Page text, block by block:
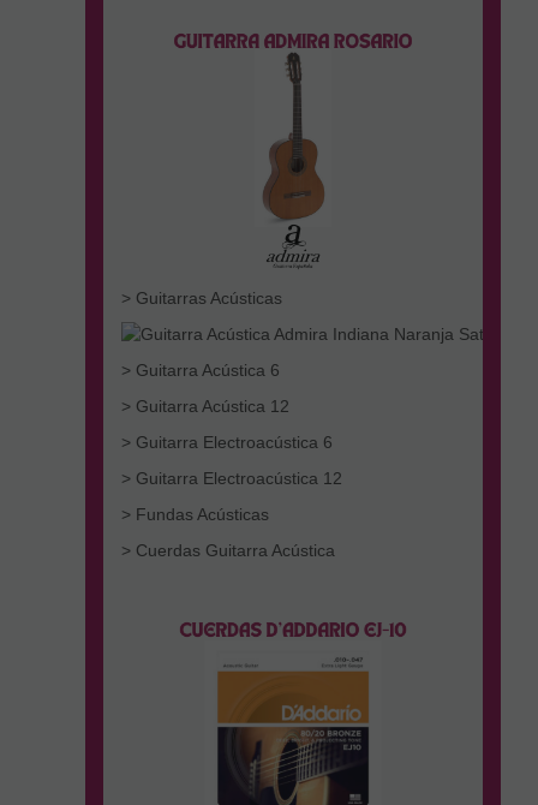
> Guitarras Acústicas
> Guitarra Acústica 6
> Guitarra Acústica 12
> Guitarra Electroacústica 6
> Guitarra Electroacústica 12
> Fundas Acústicas
> Cuerdas Guitarra Acústica